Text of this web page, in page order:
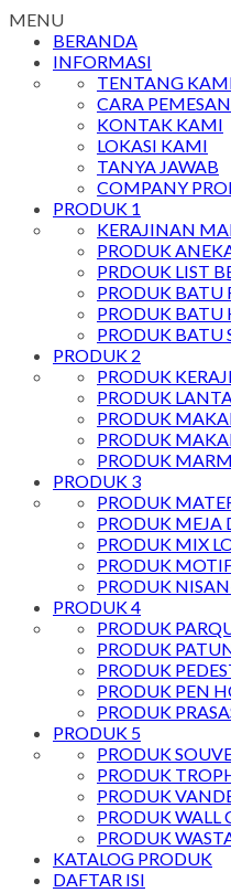
MENU
BERANDA
INFORMASI
TENTANG
CARA
KONTAK KAMI
LOKASI KAMI
TANYA JAWAB
COMPANY
PRODUK 1
KERAJINAN
PRODUK
PRDOUK LIST
PRODUK BATU
PRODUK BATU
PRODUK BATU
PRODUK 2
PRODUK
PRODUK
PRODUK
PRODUK
PRODUK
PRODUK 3
PRODUK
PRODUK MEJA
PRODUK MIX
PRODUK
PRODUK
PRODUK 4
PRODUK
PRODUK
PRODUK
PRODUK PEN
PRODUK
PRODUK 5
PRODUK
PRODUK
PRODUK
PRODUK WALL
PRODUK
KATALOG PRODUK
DAFTAR ISI